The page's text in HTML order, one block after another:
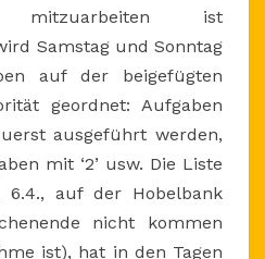
ist
Samstag und Sonntag
auf der beigefügten
geordnet: Aufgaben
ausgeführt werden,
mit ‘2’ usw. Die Liste
6.4., auf der Hobelbank
nicht kommen
ist), hat in den Tagen